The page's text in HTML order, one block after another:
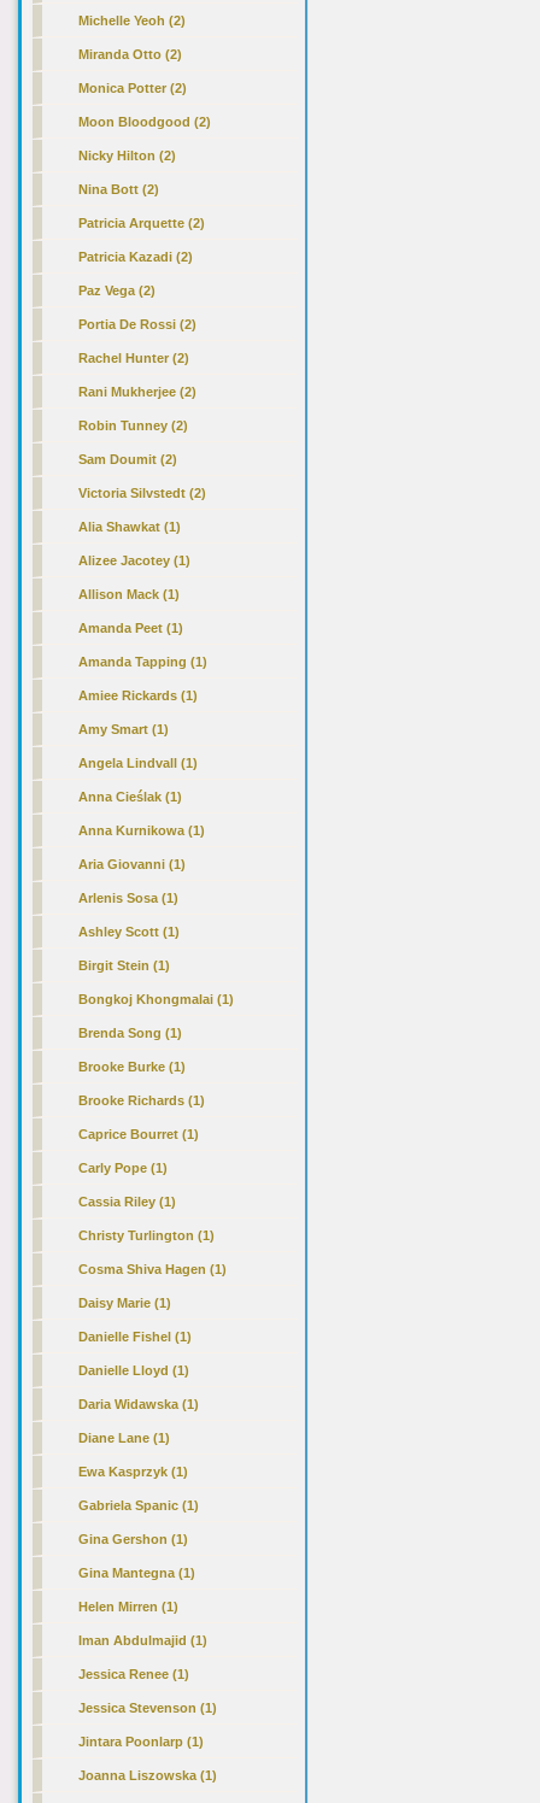
Michelle Yeoh (2)
Miranda Otto (2)
Monica Potter (2)
Moon Bloodgood (2)
Nicky Hilton (2)
Nina Bott (2)
Patricia Arquette (2)
Patricia Kazadi (2)
Paz Vega (2)
Portia De Rossi (2)
Rachel Hunter (2)
Rani Mukherjee (2)
Robin Tunney (2)
Sam Doumit (2)
Victoria Silvstedt (2)
Alia Shawkat (1)
Alizee Jacotey (1)
Allison Mack (1)
Amanda Peet (1)
Amanda Tapping (1)
Amiee Rickards (1)
Amy Smart (1)
Angela Lindvall (1)
Anna Cieślak (1)
Anna Kurnikowa (1)
Aria Giovanni (1)
Arlenis Sosa (1)
Ashley Scott (1)
Birgit Stein (1)
Bongkoj Khongmalai (1)
Brenda Song (1)
Brooke Burke (1)
Brooke Richards (1)
Caprice Bourret (1)
Carly Pope (1)
Cassia Riley (1)
Christy Turlington (1)
Cosma Shiva Hagen (1)
Daisy Marie (1)
Danielle Fishel (1)
Danielle Lloyd (1)
Daria Widawska (1)
Diane Lane (1)
Ewa Kasprzyk (1)
Gabriela Spanic (1)
Gina Gershon (1)
Gina Mantegna (1)
Helen Mirren (1)
Iman Abdulmajid (1)
Jessica Renee (1)
Jessica Stevenson (1)
Jintara Poonlarp (1)
Joanna Liszowska (1)